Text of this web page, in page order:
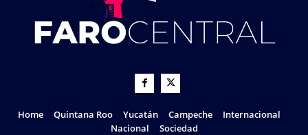
Home Quintana Roo Yucatán Campeche
Internacional
Nacional
Sociedad